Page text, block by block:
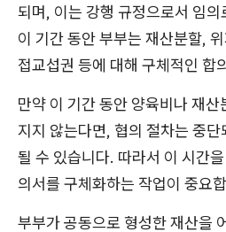
되며, 이는 강행 규정으로서 임
이 기간 동안 부부는 재산분할,
접교섭권 등에 대해 구체적인 합
만약 이 기간 동안 양육비나 재
지지 않는다면, 협의 절차는 중
될 수 있습니다. 따라서 이 시간
의서를 구체화하는 작업이 중요
부부가 공동으로 형성한 재산을